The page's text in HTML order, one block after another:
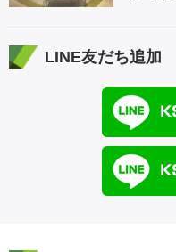
LINE友だち追加